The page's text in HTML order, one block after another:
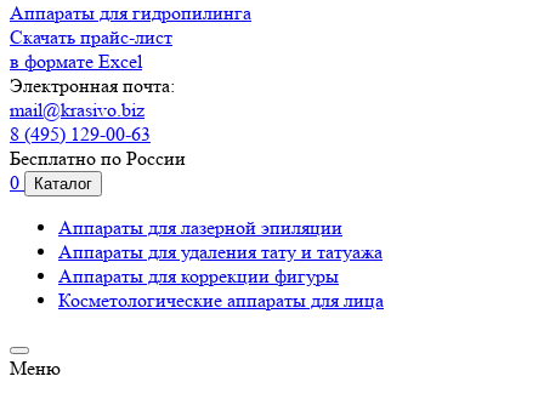
Аппараты для гидропилинга
Скачать прайс-лист
в формате Excel
Электронная почта:
mail@krasivo.biz
8 (495) 129-00-63
Бесплатно по России
0
Каталог
Аппараты для лазерной эпиляции
Аппараты для удаления тату и татуажа
Аппараты для коррекции фигуры
Косметологические аппараты для лица
Меню